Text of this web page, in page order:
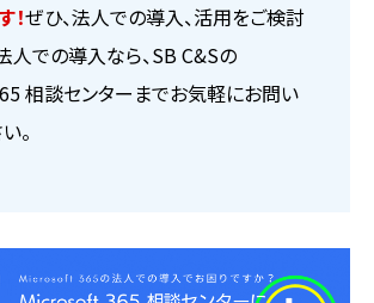
！ぜひ、法人での導入、活用をご検討
人での導入なら、SB C&Sの
相談センターまでお気軽にお問い
。